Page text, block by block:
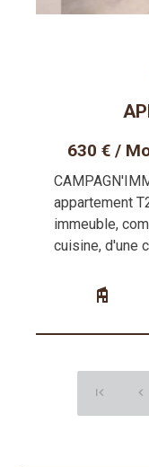
630 € /
appartement
immeuble,
cuisine, d'une